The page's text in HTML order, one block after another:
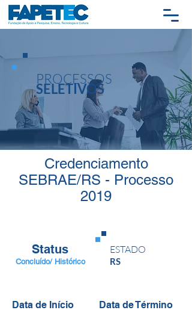
SELETIVOS
PROCESSOS
Credenciamento
SEBRAE/RS - Processo
2019
Status
Concluído/ Histórico
ESTADO
RS
Data de Início
Data de Término